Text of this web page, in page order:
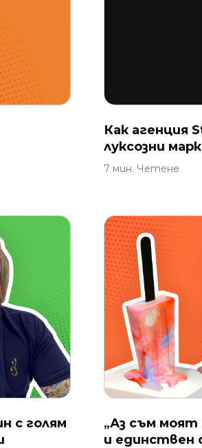
Как агенция
луксозни
7 мин. Четене
с голям
„Аз съм
и единствен